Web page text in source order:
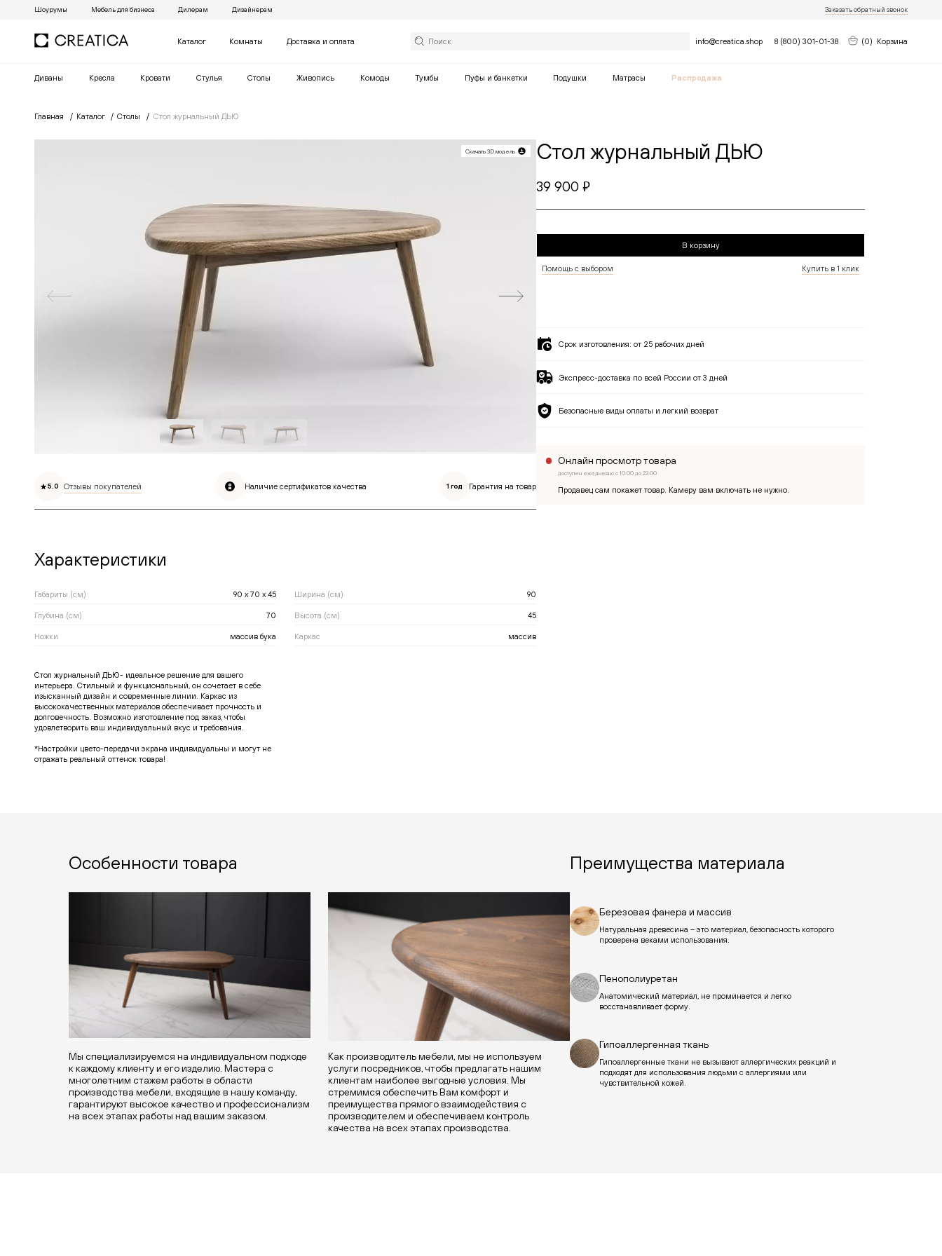
Шоурумы Мебель для бизнеса Дилерам Дизайнерам Заказать обратный звонок
Каталог Комнаты Доставка и оплата Найти
info@creatica.shop 8 (800) 301-01-38 (0) Корзина
Диваны Кресла Кровати Cтулья Столы Живопись Комоды Тумбы Пуфы и банкетки Подушки Матрасы Распродажа
Главная Каталог Столы Стол журнальный ДЬЮ
Скачать 3D модель
5.0 Отзывы покупателей Наличие сертификатов качества 1 год Гарантия на товар
Характеристики
Габариты (см) 90 x 70 x 45 Ширина (см) 90
Глубина (см) 70 Высота (см) 45
Ножки массив бука Каркас массив
Стол журнальный ДЬЮ- идеальное решение для вашего
интерьера. Стильный и функциональный, он сочетает в себе
изысканный дизайн и современные линии. Каркас из
высококачественных материалов обеспечивает прочность и
долговечность. Возможно изготовление под заказ, чтобы
удовлетворить ваш индивидуальный вкус и требования.
*Настройки цвето-передачи экрана индивидуальны и могут не
отражать реальный оттенок товара!
Стол журнальный ДЬЮ
39 900руб.
В корзину
Помощь с выбором Купить в 1 клик
Срок изготовления:от 25 рабочих дней
Экспресс-доставка по всей России от 3 дней
Безопасные виды оплаты и легкий возврат
Онлайн просмотр товара
доступен ежедневно с 10:00 до 22:00
Продавец сам покажет товар. Камеру вам включать не нужно.
Особенности товара
Мы специализируемся на индивидуальном подходе
к каждому клиенту и его изделию. Мастера с
многолетним стажем работы в области
производства мебели, входящие в нашу команду,
гарантируют высокое качество и профессионализм
на всех этапах работы над вашим заказом.
Как производитель мебели, мы не используем
услуги посредников, чтобы предлагать нашим
клиентам наиболее выгодные условия. Мы
стремимся обеспечить Вам комфорт и
преимущества прямого взаимодействия с
производителем и обеспечиваем контроль
качества на всех этапах производства.
Преимущества материала
Березовая фанера и массив
Натуральная древесина – это материал, безопасность которого
проверена веками использования.
Пенополиуретан
Анатомический материал, не проминается и легко
восстанавливает форму.
Гипоаллергенная ткань
Гипоаллергенные ткани не вызывают аллергических реакций и
подходят для использования людьми с аллергиями или
чувствительной кожей.